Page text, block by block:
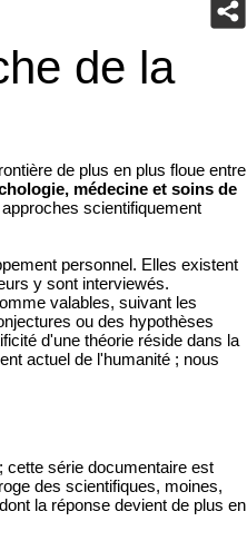
de la
de plus en plus floue entre
médecine et soins de
scientifiquement
personnel. Elles existent
y sont interviewés.
valables, suivant les
ou des hypothèses
d'une théorie réside dans la
actuel de l'humanité ; nous
cette série documentaire est
des scientifiques, moines,
la réponse devient de plus en